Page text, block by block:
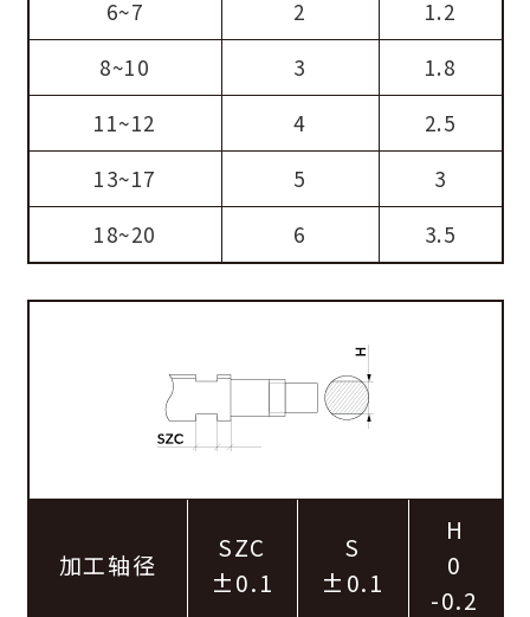
6~7 2
1.2
8~10
3
1.8
11~12
4
2.5
13~17
5
3
18~20
6 3.5
加工轴径
SZC
±0.1
S
±0.1
H
0
-0.2